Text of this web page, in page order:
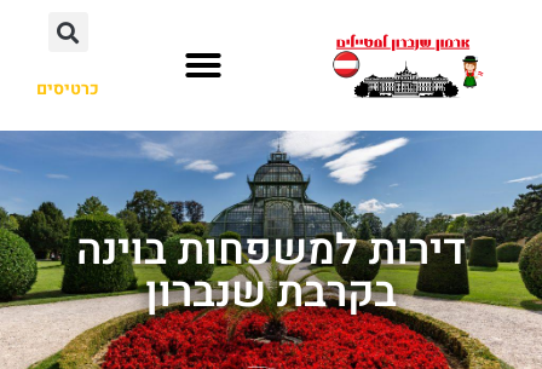
כרטיסים
דירות למשפחות בוינה
בקרבת שנברון